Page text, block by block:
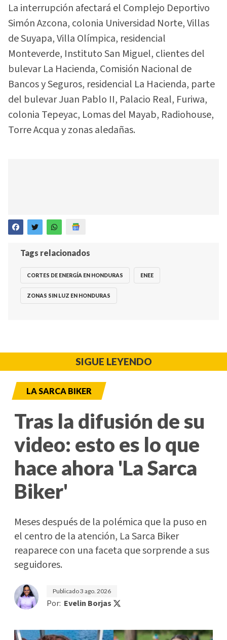
La interrupción afectará el Complejo Deportivo
Simón Azcona, colonia Universidad Norte, Villas
de Suyapa, Villa Olímpica, residencial
Monteverde, Instituto San Miguel, clientes del
bulevar La Hacienda, Comisión Nacional de
Bancos y Seguros, residencial La Hacienda, parte
del bulevar Juan Pablo II, Palacio Real, Furiwa,
colonia Tepeyac, Lomas del Mayab, Radiohouse,
Torre Acqua y zonas aledañas.
Tags relacionados
CORTES DE ENERGÍA EN HONDURAS ENEE
ZONAS SIN LUZ EN HONDURAS
SIGUE LEYENDO
LA SARCA BIKER
Tras la difusión de su
video: esto es lo que
hace ahora 'La Sarca
Biker'
Meses después de la polémica que la puso en
el centro de la atención, La Sarca Biker
reaparece con una faceta que sorprende a sus
seguidores.
Publicado3 ago. 2026
Por: Evelin Borjas